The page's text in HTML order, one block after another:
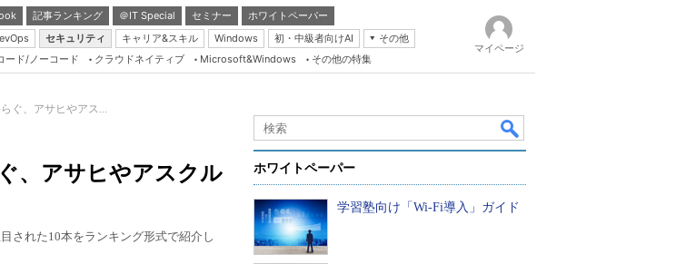
記事ランキング ＠IT Special セミナー
ホワイトペーパー
セキュリティ キャリア&スキル Windows 初・中級者向けAI
その他
Server & Storage
Java Agile
Database Expert
Linux ＆ OSS
ード/ノーコード クラウドネイティブ Microsoft&Windows その他の特集
マイページ
ぐ、アサヒやアス...
、アサヒやアスクル
された10本をランキング形式で紹介し
ホワイトペーパー
学習塾向け「Wi-Fi導入」ガイド